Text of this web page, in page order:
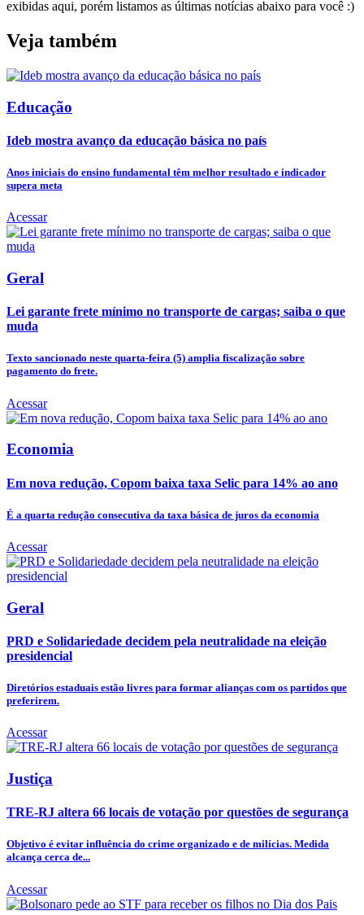
exibidas aqui, porém listamos as últimas notícias abaixo para você :)
Veja também
Educação
Ideb mostra avanço da educação básica no país
Anos iniciais do ensino fundamental têm melhor resultado e indicador
supera meta
Acessar
Geral
Lei garante frete mínimo no transporte de cargas; saiba o que
muda
Texto sancionado neste quarta-feira (5) amplia fiscalização sobre
pagamento do frete.
Acessar
Economia
Em nova redução, Copom baixa taxa Selic para 14% ao ano
É a quarta redução consecutiva da taxa básica de juros da economia
Acessar
Geral
PRD e Solidariedade decidem pela neutralidade na eleição
presidencial
Diretórios estaduais estão livres para formar alianças com os partidos que
preferirem.
Acessar
Justiça
TRE-RJ altera 66 locais de votação por questões de segurança
Objetivo é evitar influência do crime organizado e de milícias. Medida
alcança cerca de...
Acessar